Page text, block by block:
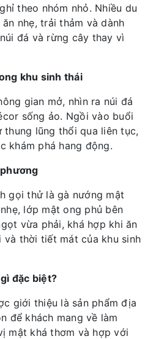
theo nhóm nhỏ. Nhiều du
nhẹ, trải thảm và dành
đá và rừng cây thay vì
khu sinh thái
gian mở, nhìn ra núi đá
sống ảo. Ngồi vào buổi
lũng thổi qua liên tục,
khám phá hang động.
gọi thử là gà nướng mật
lớp mật ong phủ bên
vừa phải, khá hợp khi ăn
thời tiết mát của khu sinh
đặc biệt?
giới thiệu là sản phẩm địa
để khách mang về làm
mật khá thơm và hợp với